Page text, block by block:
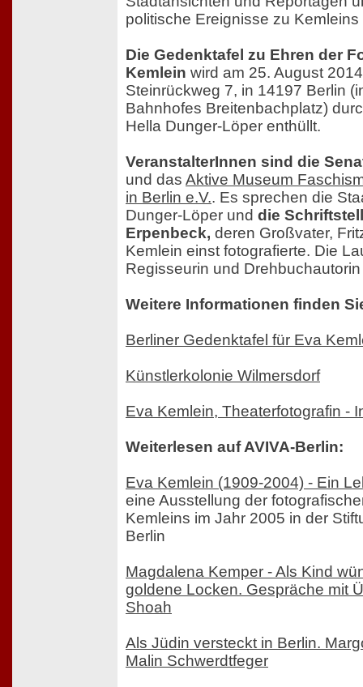
politische Ereignisse zu
Die Gedenktafel zu Ehren der
Kemlein wird am 25. August
Steinrückweg 7, in 14197 Berlin
Bahnhofes Breitenbachplatz)
Hella Dunger-Löper enthüllt.
VeranstalterInnen sind die
und das Aktive Museum
in Berlin e.V.. Es sprechen die
Dunger-Löper und die
Erpenbeck, deren Großvater,
Kemlein einst fotografierte. Die
Regisseurin und
Weitere Informationen finden
Berliner Gedenktafel für Eva
Künstlerkolonie Wilmersdorf
Eva Kemlein, Theaterfotografin -
Weiterlesen auf AVIVA-Berlin:
Eva Kemlein (1909-2004) - Ein
eine Ausstellung der
Kemleins im Jahr 2005 in der
Berlin
Magdalena Kemper - Als Kind
goldene Locken. Gespräche mit
Shoah
Als Jüdin versteckt in Berlin.
Malin Schwerdtfeger